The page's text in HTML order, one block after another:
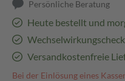
Persönliche Beratung
Heute bestellt und
Versandkostenfreie
Bei der Einlösung eines